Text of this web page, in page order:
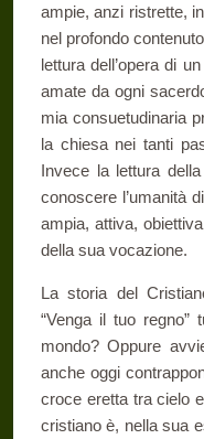
ampie, anzi ristrette,
nel profondo
lettura dell’opera di
amate da ogni
mia consuetudinaria
la chiesa nei tanti
Invece la lettura
conoscere l’umanità
ampia, attiva,
della sua vocazione.
La storia del
“Venga il tuo
mondo? Oppure
anche oggi
croce eretta tra cielo
cristiano è, nella sua